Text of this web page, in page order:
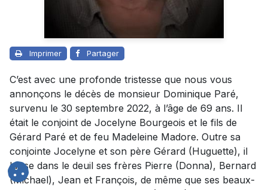
Imprimer Partager
C’est avec une profonde tristesse que nous vous
annonçons le décès de monsieur Dominique Paré,
survenu le 30 septembre 2022, à l’âge de 69 ans. Il
était le conjoint de Jocelyne Bourgeois et le fils de
Gérard Paré et de feu Madeleine Madore. Outre sa
conjointe Jocelyne et son père Gérard (Huguette), il
laisse dans le deuil ses frères Pierre (Donna), Bernard
(Michael), Jean et François, de même que ses beaux-